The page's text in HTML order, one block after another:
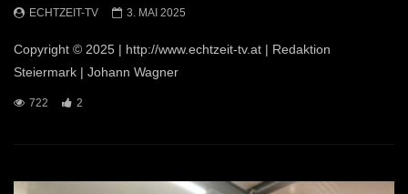
ECHTZEIT-TV 3. MAI 2025
Copyright © 2025 | http://www.echtzeit-tv.at | Redaktion
Steiermark | Johann Wagner
722 2